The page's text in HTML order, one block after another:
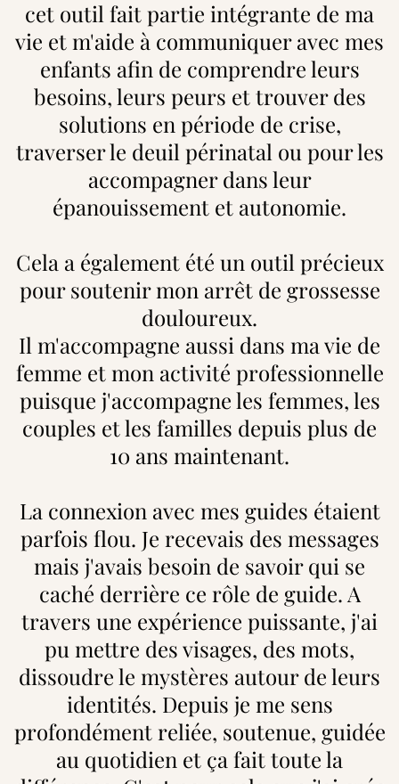
cet outil fait partie intégrante de ma
vie et m'aide à communiquer avec mes
enfants afin de comprendre leurs
besoins, leurs peurs et trouver des
solutions en période de crise,
traverser le deuil périnatal ou pour les
accompagner dans leur
épanouissement et autonomie.
Cela a également été un outil précieux
pour soutenir mon arrêt de grossesse
douloureux.
Il m'accompagne aussi dans ma vie de
femme et mon activité professionnelle
puisque j'accompagne les femmes, les
couples et les familles depuis plus de
10 ans maintenant.
La connexion avec mes guides étaient
parfois flou. Je recevais des messages
mais j'avais besoin de savoir qui se
caché derrière ce rôle de guide. A
travers une expérience puissante, j'ai
pu mettre des visages, des mots,
dissoudre le mystères autour de leurs
identités. Depuis je me sens
profondément reliée, soutenue, guidée
au quotidien et ça fait toute la